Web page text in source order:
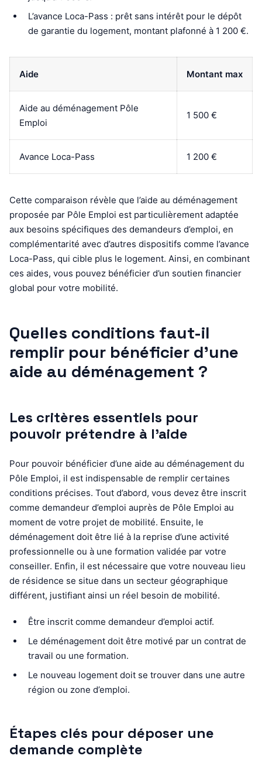
L’avance Loca-Pass : prêt sans intérêt pour le dépôt
de garantie du logement, montant plafonné à 1 200 €.
Aide Montant max
Aide au déménagement Pôle
Emploi
1 500 €
Avance Loca-Pass 1 200 €
Cette comparaison révèle que l’aide au déménagement
proposée par Pôle Emploi est particulièrement adaptée
aux besoins spécifiques des demandeurs d’emploi, en
complémentarité avec d’autres dispositifs comme l’avance
Loca-Pass, qui cible plus le logement. Ainsi, en combinant
ces aides, vous pouvez bénéficier d’un soutien financier
global pour votre mobilité.
Quelles conditions faut-il
remplir pour bénéficier d’une
aide au déménagement ?
Les critères essentiels pour
pouvoir prétendre à l’aide
Pour pouvoir bénéficier d’une aide au déménagement du
Pôle Emploi, il est indispensable de remplir certaines
conditions précises. Tout d’abord, vous devez être inscrit
comme demandeur d’emploi auprès de Pôle Emploi au
moment de votre projet de mobilité. Ensuite, le
déménagement doit être lié à la reprise d’une activité
professionnelle ou à une formation validée par votre
conseiller. Enfin, il est nécessaire que votre nouveau lieu
de résidence se situe dans un secteur géographique
différent, justifiant ainsi un réel besoin de mobilité.
Être inscrit comme demandeur d’emploi actif.
Le déménagement doit être motivé par un contrat de
travail ou une formation.
Le nouveau logement doit se trouver dans une autre
région ou zone d’emploi.
Étapes clés pour déposer une
demande complète